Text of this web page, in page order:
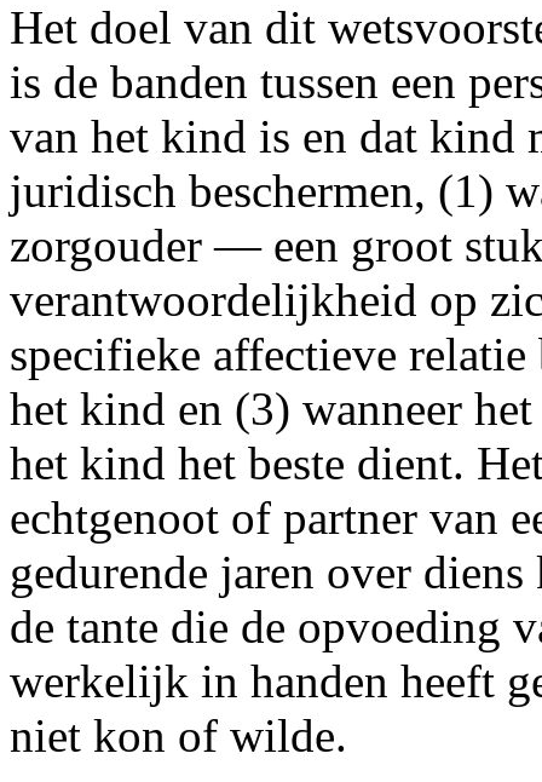
Het doel van dit
is de banden tussen een
van het kind is en dat kind
juridisch beschermen, (1)
zorgouder — een groot
verantwoordelijkheid op
specifieke affectieve relatie
het kind en (3) wanneer
het kind het beste dient.
echtgenoot of partner van
gedurende jaren over
de tante die de opvoeding
werkelijk in handen heeft
niet kon of wilde.